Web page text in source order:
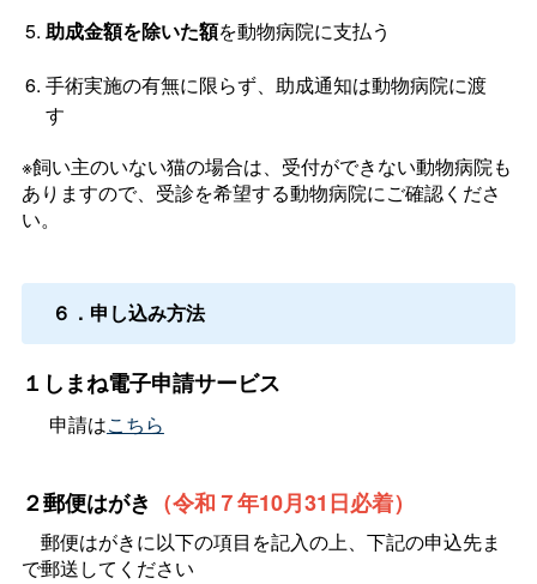
助成金額を除いた額を動物病院に支払う
手術実施の有無に限らず、助成通知は動物病院に渡
す
※飼い主のいない猫の場合は、受付ができない動物病院も
ありますので、受診を希望する動物病院にご確認くださ
い。
６．申し込み方法
１しまね電子申請サービス
申請はこちら
２郵便はがき （令和７年10月31日必着）
郵便はがきに以下の項目を記入の上、下記の申込先ま
で郵送してください